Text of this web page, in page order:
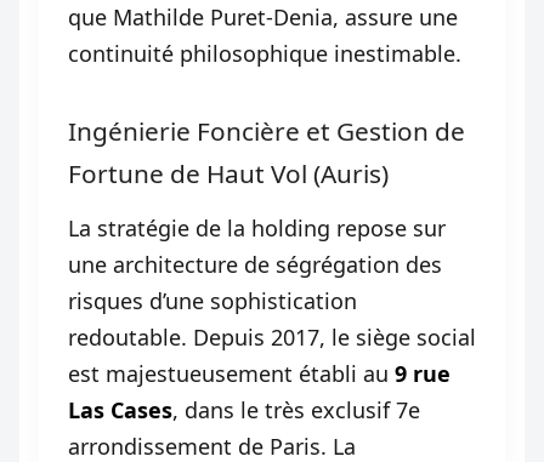
que Mathilde Puret-Denia, assure une
continuité philosophique inestimable.
Ingénierie Foncière et Gestion de
Fortune de Haut Vol (Auris)
La stratégie de la holding repose sur
une architecture de ségrégation des
risques d’une sophistication
redoutable. Depuis 2017, le siège social
est majestueusement établi au 9 rue
Las Cases, dans le très exclusif 7e
arrondissement de Paris. La